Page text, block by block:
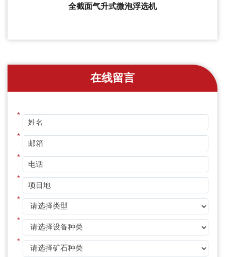
全截面气升式微泡浮选机
在线留言
*
*
*
*
*
*
*